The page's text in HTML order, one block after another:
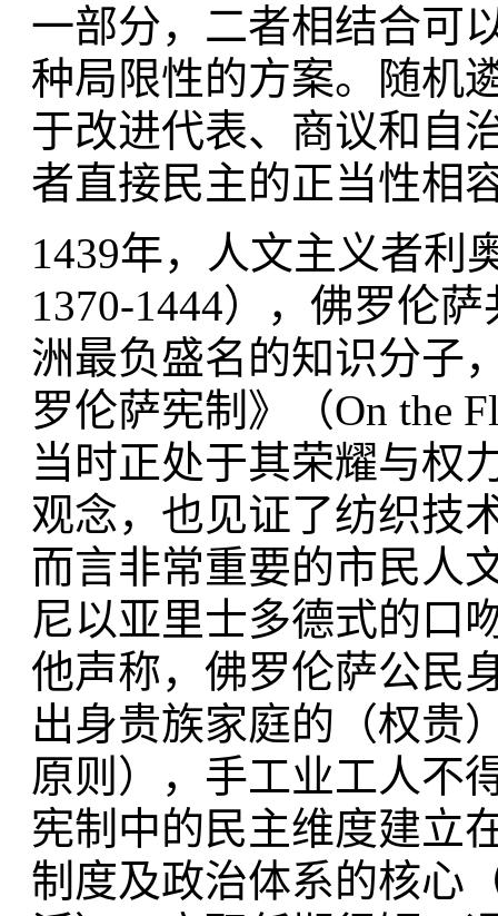
一部分，二者相结合可
种局限性的方案。随机
于改进代表、商议和自
者直接民主的正当性相
1439年，人文主义者利
1370-1444），佛罗伦
洲最负盛名的知识分子
罗伦萨宪制》（On the
当时正处于其荣耀与权
观念，也见证了纺织技
而言非常重要的市民人
尼以亚里士多德式的口
他声称，佛罗伦萨公民
出身贵族家庭的（权贵
原则），手工业工人不
宪制中的民主维度建立
制度及政治体系的核心